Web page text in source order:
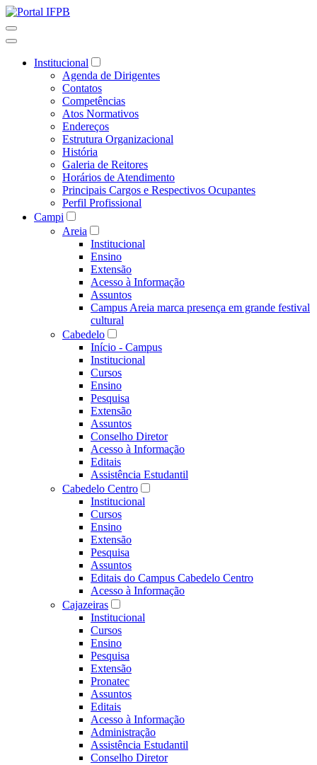
Institucional
Agenda de Dirigentes
Contatos
Competências
Atos Normativos
Endereços
Estrutura Organizacional
História
Galeria de Reitores
Horários de Atendimento
Principais Cargos e Respectivos Ocupantes
Perfil Profissional
Campi
Areia
Institucional
Ensino
Extensão
Acesso à Informação
Assuntos
Campus Areia marca presença em grande festival
cultural
Cabedelo
Início - Campus
Institucional
Cursos
Ensino
Pesquisa
Extensão
Assuntos
Conselho Diretor
Acesso à Informação
Editais
Assistência Estudantil
Cabedelo Centro
Institucional
Cursos
Ensino
Extensão
Pesquisa
Assuntos
Editais do Campus Cabedelo Centro
Acesso à Informação
Cajazeiras
Institucional
Cursos
Ensino
Pesquisa
Extensão
Pronatec
Assuntos
Editais
Acesso à Informação
Administração
Assistência Estudantil
Conselho Diretor